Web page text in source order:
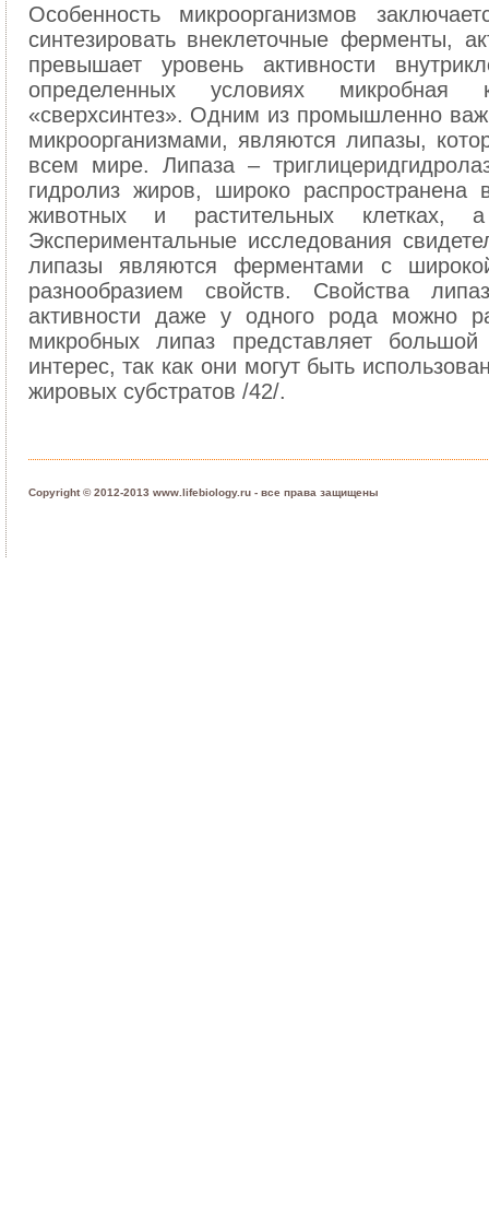
Особенность микроорганизмов
синтезировать внеклеточные ферменты,
превышает уровень активности
определенных условиях микробная
«сверхсинтез». Одним из промышленно
микроорганизмами, являются липазы,
всем мире. Липаза –
гидролиз жиров, широко
животных и растительных клетках,
Экспериментальные исследования
липазы являются ферментами с
разнообразием свойств. Свойства
активности даже у одного рода можно
микробных липаз представляет большой
интерес, так как они могут быть
жировых субстратов /42/.
Copyright © 2012-2013 www.lifebiology.ru - все права защищены